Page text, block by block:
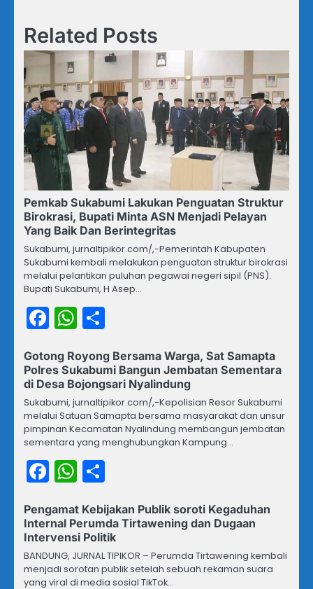
Related Posts
Pemkab Sukabumi Lakukan Penguatan Struktur
Birokrasi, Bupati Minta ASN Menjadi Pelayan
Yang Baik Dan Berintegritas
Sukabumi, jurnaltipikor.com/,-Pemerintah Kabupaten
Sukabumi kembali melakukan penguatan struktur birokrasi
melalui pelantikan puluhan pegawai negeri sipil (PNS).
Bupati Sukabumi, H Asep…
Facebook
WhatsApp
Gotong Royong Bersama Warga, Sat Samapta
Polres Sukabumi Bangun Jembatan Sementara
di Desa Bojongsari Nyalindung
Sukabumi, jurnaltipikor.com/,-Kepolisian Resor Sukabumi
melalui Satuan Samapta bersama masyarakat dan unsur
pimpinan Kecamatan Nyalindung membangun jembatan
sementara yang menghubungkan Kampung…
Facebook
WhatsApp
Pengamat Kebijakan Publik soroti Kegaduhan
Internal Perumda Tirtawening dan Dugaan
Intervensi Politik
BANDUNG, JURNAL TIPIKOR – Perumda Tirtawening kembali
menjadi sorotan publik setelah sebuah rekaman suara
yang viral di media sosial TikTok…